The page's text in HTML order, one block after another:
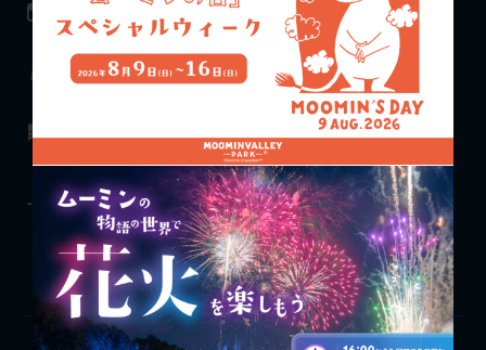
ムーミンバレー
パークとは
ショー&
グリーティング
アクティビティ
エキシビジョン
フード
グッズ
ワークショップ